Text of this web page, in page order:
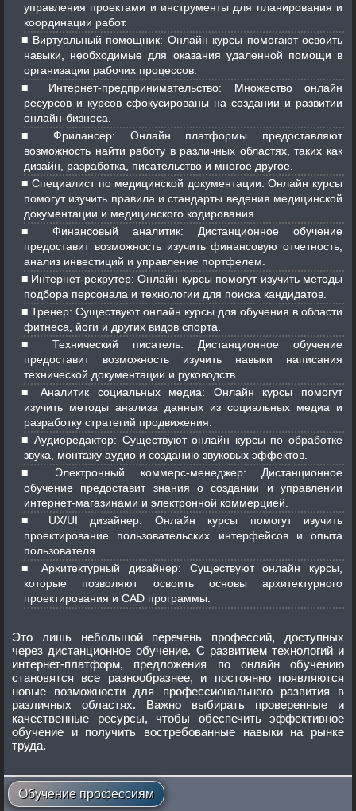
управления проектами и инструменты для планирования и
координации работ.
Виртуальный помощник: Онлайн курсы помогают освоить
навыки, необходимые для оказания удаленной помощи в
организации рабочих процессов.
Интернет-предпринимательство: Множество онлайн
ресурсов и курсов сфокусированы на создании и развитии
онлайн-бизнеса.
Фрилансер: Онлайн платформы предоставляют
возможность найти работу в различных областях, таких как
дизайн, разработка, писательство и многое другое.
Специалист по медицинской документации: Онлайн курсы
помогут изучить правила и стандарты ведения медицинской
документации и медицинского кодирования.
Финансовый аналитик: Дистанционное обучение
предоставит возможность изучить финансовую отчетность,
анализ инвестиций и управление портфелем.
Интернет-рекрутер: Онлайн курсы помогут изучить методы
подбора персонала и технологии для поиска кандидатов.
Тренер: Существуют онлайн курсы для обучения в области
фитнеса, йоги и других видов спорта.
Технический писатель: Дистанционное обучение
предоставит возможность изучить навыки написания
технической документации и руководств.
Аналитик социальных медиа: Онлайн курсы помогут
изучить методы анализа данных из социальных медиа и
разработку стратегий продвижения.
Аудиоредактор: Существуют онлайн курсы по обработке
звука, монтажу аудио и созданию звуковых эффектов.
Электронный коммерс-менеджер: Дистанционное
обучение предоставит знания о создании и управлении
интернет-магазинами и электронной коммерцией.
UX/UI дизайнер: Онлайн курсы помогут изучить
проектирование пользовательских интерфейсов и опыта
пользователя.
Архитектурный дизайнер: Существуют онлайн курсы,
которые позволяют освоить основы архитектурного
проектирования и CAD программы.
Это лишь небольшой перечень профессий, доступных
через дистанционное обучение. С развитием технологий и
интернет-платформ, предложения по онлайн обучению
становятся все разнообразнее, и постоянно появляются
новые возможности для профессионального развития в
различных областях. Важно выбирать проверенные и
качественные ресурсы, чтобы обеспечить эффективное
обучение и получить востребованные навыки на рынке
труда.
Обучение профессиям